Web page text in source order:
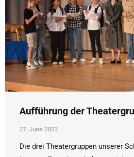
Aufführung der
27. June 2023
Die drei Theatergruppen unserer